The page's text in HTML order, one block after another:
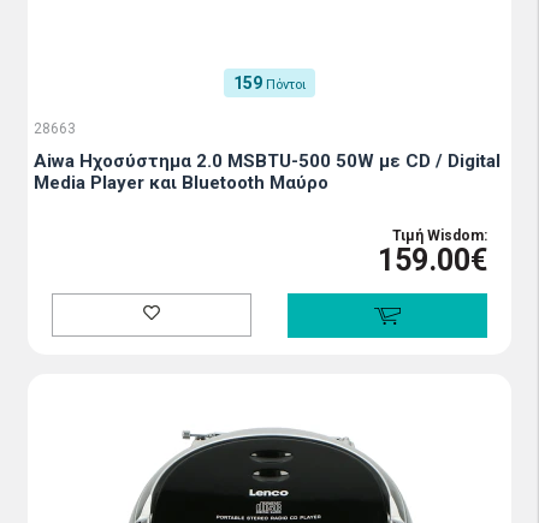
159 Πόντοι
28663
Aiwa Ηχοσύστημα 2.0 MSBTU-500 50W με CD / Digital
Media Player και Bluetooth Μαύρο
Τιμή Wisdom:
159.00€